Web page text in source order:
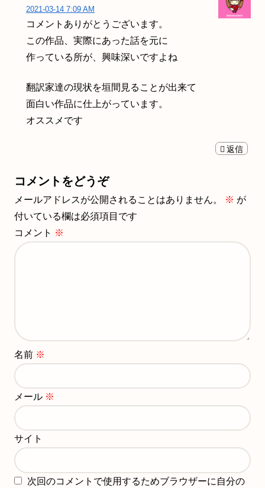
2021-03-14 7:09 AM
コメントありがとうございます。
この作品、実際にあった話を元に
作っている所が、興味深いですよね
翻訳家達の現状を垣間見ることが出来て
面白い作品に仕上がっています。
オススメです
返信
コメントをどうぞ
メールアドレスが公開されることはありません。 ※ が
付いている欄は必須項目です
コメント ※
名前 ※
メール ※
サイト
次回のコメントで使用するためブラウザーに自分の